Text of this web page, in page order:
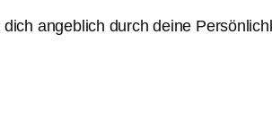
angeblich durch deine